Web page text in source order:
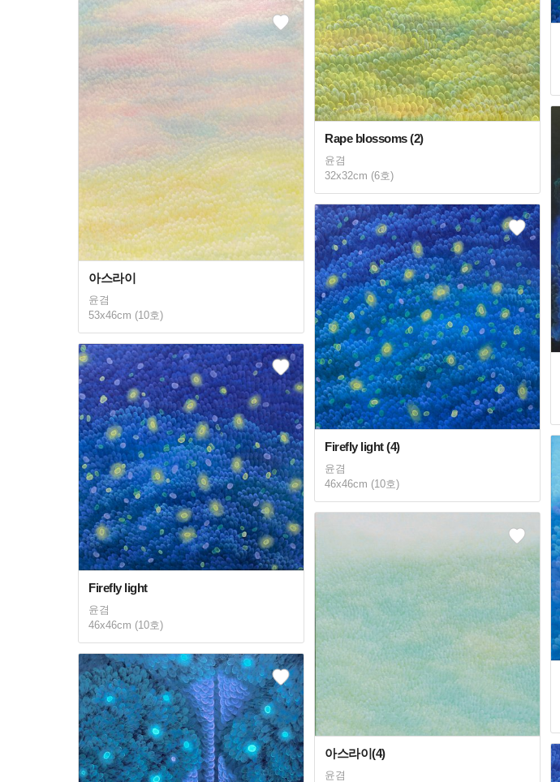
Rape blossoms (2)
윤겸
32x32cm (6호)
아스라이
윤겸
53x46cm (10호)
Firefly light (4)
윤겸
46x46cm (10호)
Firefly light
윤겸
46x46cm (10호)
아스라이(4)
윤겸